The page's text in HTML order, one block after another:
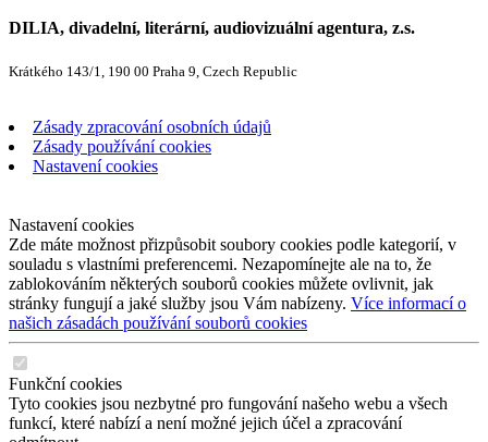
DILIA, divadelní, literární, audiovizuální agentura, z.s.
Krátkého 143/1, 190 00 Praha 9, Czech Republic
Zásady zpracování osobních údajů
Zásady používání cookies
Nastavení cookies
Nastavení cookies
Zde máte možnost přizpůsobit soubory cookies podle kategorií, v
souladu s vlastními preferencemi. Nezapomínejte ale na to, že
zablokováním některých souborů cookies můžete ovlivnit, jak
stránky fungují a jaké služby jsou Vám nabízeny. Více informací o
našich zásadách používání souborů cookies
Funkční cookies
Tyto cookies jsou nezbytné pro fungování našeho webu a všech
funkcí, které nabízí a není možné jejich účel a zpracování